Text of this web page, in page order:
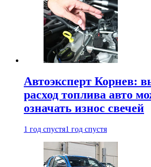
Автоэксперт Корнев:
расход топлива авто
означать износ свечей
1 год спустя1 год спустя